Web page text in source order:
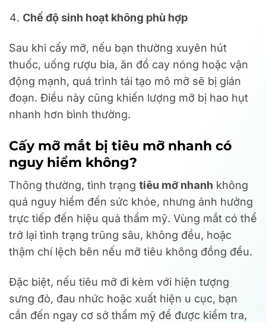
Chế độ sinh hoạt không phù hợp
Sau khi cấy mỡ, nếu bạn thường xuyên hút
thuốc, uống rượu bia, ăn đồ cay nóng hoặc vận
động mạnh, quá trình tái tạo mô mỡ sẽ bị gián
đoạn. Điều này cũng khiến lượng mỡ bị hao hụt
nhanh hơn bình thường.
Cấy mỡ mắt bị tiêu mỡ nhanh có
nguy hiểm không?
Thông thường, tình trạng tiêu mỡ nhanh không
quá nguy hiểm đến sức khỏe, nhưng ảnh hưởng
trực tiếp đến hiệu quả thẩm mỹ. Vùng mắt có thể
trở lại tình trạng trũng sâu, không đều, hoặc
thậm chí lệch bên nếu mỡ tiêu không đồng đều.
Đặc biệt, nếu tiêu mỡ đi kèm với hiện tượng
sưng đỏ, đau nhức hoặc xuất hiện u cục, bạn
cần đến ngay cơ sở thẩm mỹ để được kiểm tra,